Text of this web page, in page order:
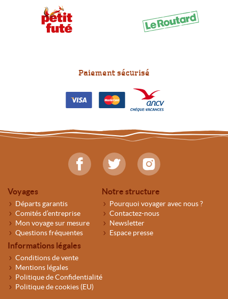
Paiement sécurisé
Voyages
Départs garantis
Comités d’entreprise
Mon voyage sur mesure
Questions fréquentes
Notre structure
Pourquoi voyager avec nous ?
Contactez-nous
Newsletter
Espace presse
Informations légales
Conditions de vente
Mentions légales
Politique de Confidentialité
Politique de cookies (EU)